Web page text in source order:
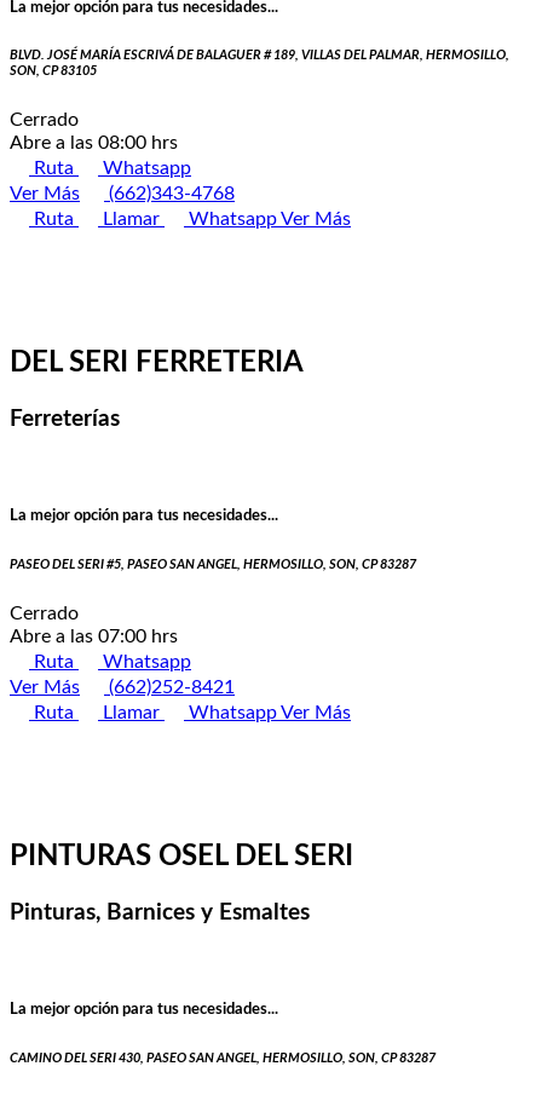
La mejor opción para tus necesidades...
BLVD. JOSÉ MARÍA ESCRIVÁ DE BALAGUER # 189, VILLAS DEL PALMAR, HERMOSILLO,
SON, CP 83105
Cerrado
Abre a las 08:00 hrs
Ruta
Whatsapp
Ver Más
(662)343-4768
Ruta
Llamar WhatsappVer Más
DEL SERI FERRETERIA
Ferreterías
La mejor opción para tus necesidades...
PASEO DEL SERI #5, PASEO SAN ANGEL, HERMOSILLO, SON, CP 83287
Cerrado
Abre a las 07:00 hrs
Ruta
Whatsapp
Ver Más
(662)252-8421
Ruta
Llamar WhatsappVer Más
PINTURAS OSEL DEL SERI
Pinturas, Barnices y Esmaltes
La mejor opción para tus necesidades...
CAMINO DEL SERI 430, PASEO SAN ANGEL, HERMOSILLO, SON, CP 83287